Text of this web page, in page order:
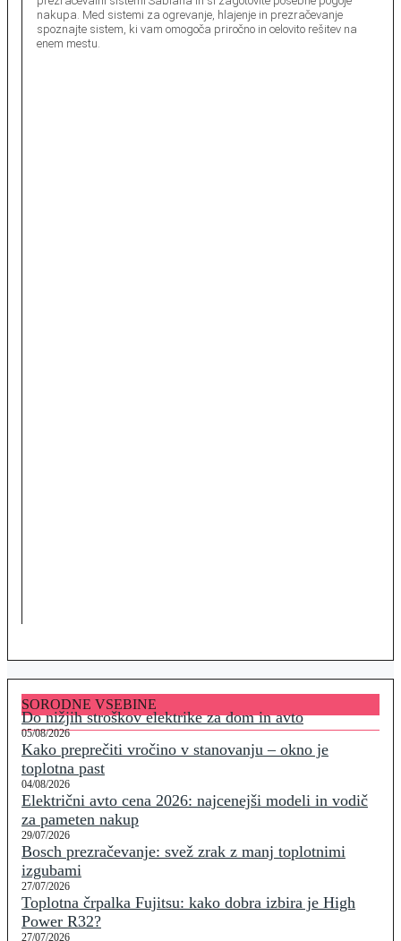
nakupa. Med sistemi za ogrevanje, hlajenje in prezračevanje
spoznajte sistem, ki vam omogoča priročno in celovito rešitev na
enem mestu.
SORODNE VSEBINE
Do nižjih stroškov elektrike za dom in avto
05/08/2026
Kako preprečiti vročino v stanovanju – okno je
toplotna past
04/08/2026
Električni avto cena 2026: najcenejši modeli in vodič
za pameten nakup
29/07/2026
Bosch prezračevanje: svež zrak z manj toplotnimi
izgubami
27/07/2026
Toplotna črpalka Fujitsu: kako dobra izbira je High
Power R32?
27/07/2026